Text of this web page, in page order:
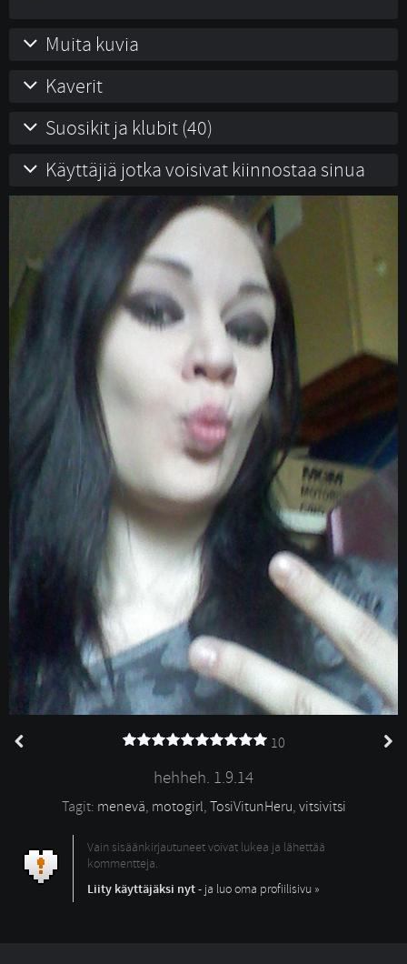
Muita kuvia
Kaverit
Suosikit ja klubit (40)
Käyttäjiä jotka voisivat kiinnostaa sinua
10
hehheh. 1.9.14
Tagit: menevä, motogirl, TosiVitunHeru, vitsivitsi
Vain sisäänkirjautuneet voivat lukea ja lähettää
kommentteja.
Liity käyttäjäksi nyt- ja luo oma profiilisivu »